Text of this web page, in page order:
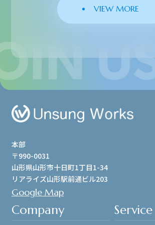
VIEW MORE
本部
〒990-0031
山形県山形市十日町1丁目1-34
リアライズ山形駅前通ビル203
Google Map
Company Service